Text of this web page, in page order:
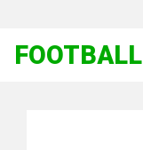
FOOTBALL